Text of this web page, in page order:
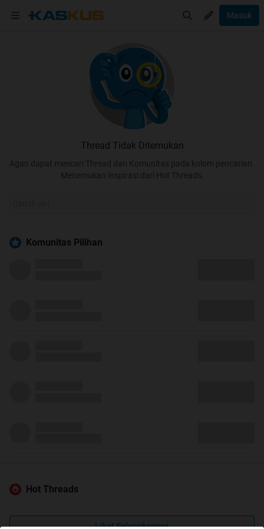
Masuk
Thread Tidak Ditemukan
Agan dapat mencari Thread dan Komunitas pada kolom pencarian.
Menemukan inspirasi dari Hot Threads.
Komunitas Pilihan
Hot Threads
Lihat Selengkapnya